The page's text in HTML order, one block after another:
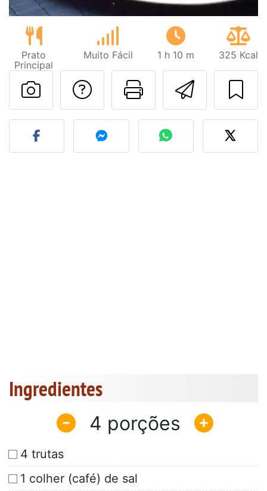
Prato
Principal
Muito Fácil 1 h 10 m 325 Kcal
Imprima
Falar com o autor
Fez esta receita?
Ingredientes
4
4 trutas
1 colher (café) de sal